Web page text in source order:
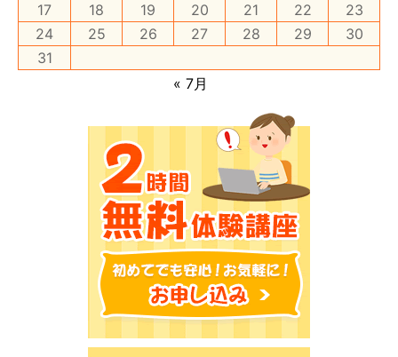
17
18 19 20 21 22
23
24
25 26 27 28 29
30
31
« 7月